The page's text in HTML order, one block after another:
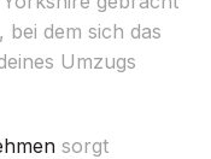
dem sich das
Umzugs
sorgt